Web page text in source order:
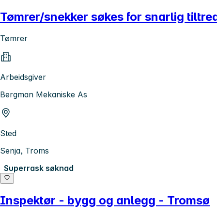
Tømrer/snekker søkes for snarlig
Tømrer
Arbeidsgiver
Bergman Mekaniske As
Sted
Senja, Troms
Superrask søknad
Inspektør - bygg og anlegg - Tromsø